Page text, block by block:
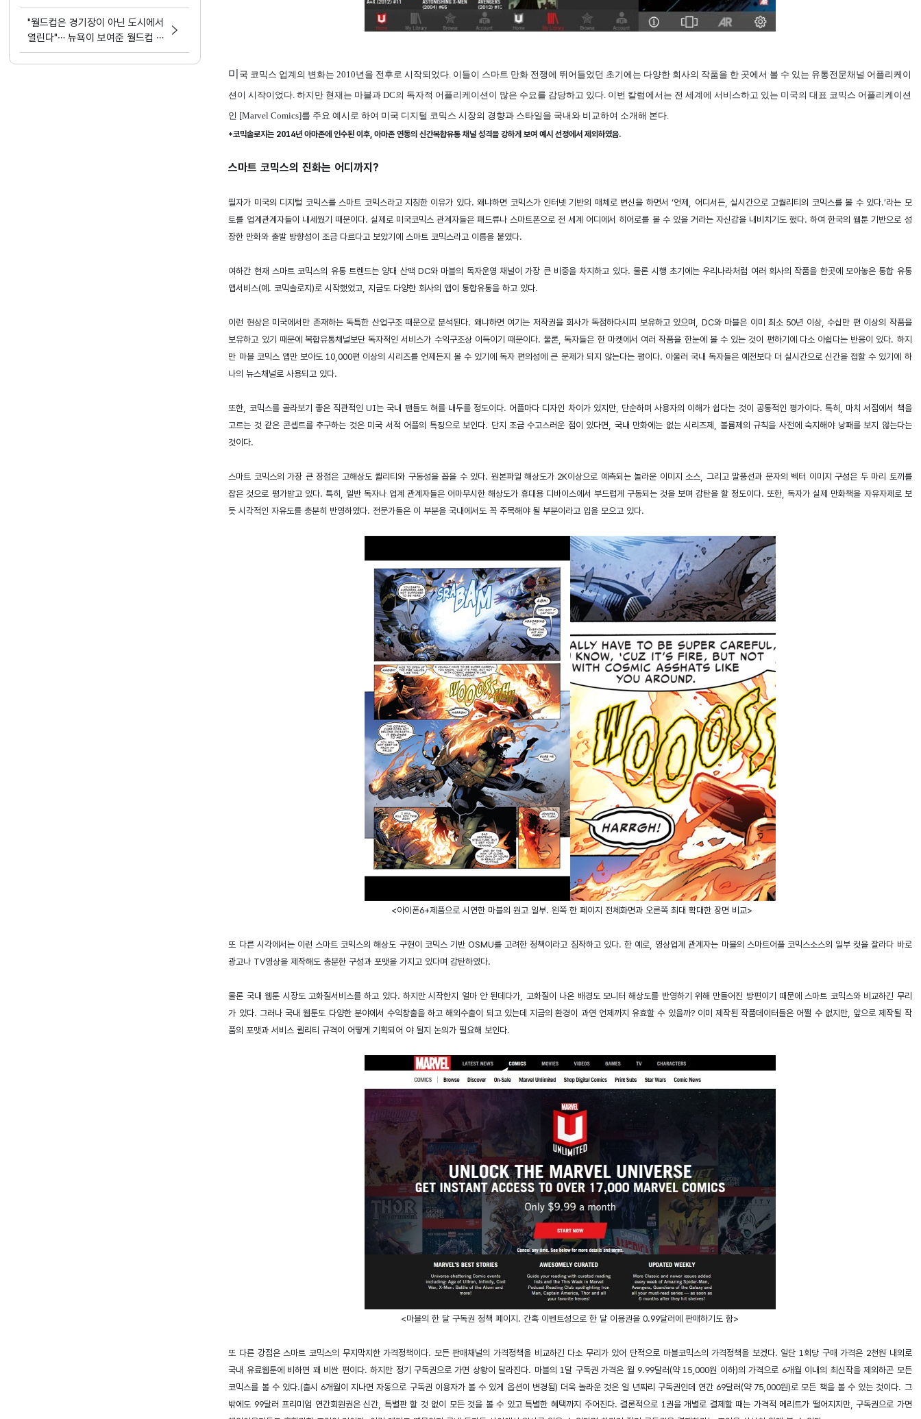
티 디바이스 혁명
"월드컵은 경기장이 아닌 도시에서
열린다"… 뉴욕이 보여준 월드컵 문
화정책
미 국 코믹스 업계의 변화는 2010년을 전후로 시작되었다. 이들이 스마트 만화 전쟁에 뛰어들었던 초기에는 다양한 회사의 작품을 한 곳에서 볼 수 있는 유통전문채널 어플리케이
션이 시작이었다. 하지만 현재는 마블과 DC의 독자적 어플리케이션이 많은 수요를 감당하고 있다. 이번 칼럼에서는 전 세계에 서비스하고 있는 미국의 대표 코믹스 어플리케이션
인 [Marvel Comics]를 주요 예시로 하여 미국 디지털 코믹스 시장의 경향과 스타일을 국내와 비교하여 소개해 본다.
*코믹솔로지는 2014년 아마존에 인수된 이후, 아마존 연동의 신간복합유통 채널 성격을 강하게 보여 예시 선정에서 제외하였음.
스마트 코믹스의 진화는 어디까지?
필자가 미국의 디지털 코믹스를 스마트 코믹스라고 지칭한 이유가 있다. 왜냐하면 코믹스가 인터넷 기반의 매체로 변신을 하면서 ‘언제, 어디서든, 실시간으로 고퀄리티의 코믹스를 볼 수 있다.’라는 모
토를 업계관계자들이 내세웠기 때문이다. 실제로 미국코믹스 관계자들은 패드류나 스마트폰으로 전 세계 어디에서 히어로를 볼 수 있을 거라는 자신감을 내비치기도 했다. 하여 한국의 웹툰 기반으로 성
장한 만화와 출발 방향성이 조금 다르다고 보았기에 스마트 코믹스라고 이름을 붙였다.
여하간 현재 스마트 코믹스의 유통 트렌드는 양대 산맥 DC와 마블의 독자운영 채널이 가장 큰 비중을 차지하고 있다. 물론 시행 초기에는 우리나라처럼 여러 회사의 작품을 한곳에 모아놓은 통합 유통
앱서비스(예. 코믹솔로지)로 시작했었고, 지금도 다양한 회사의 앱이 통합유통을 하고 있다.
이런 현상은 미국에서만 존재하는 독특한 산업구조 때문으로 분석된다. 왜냐하면 여기는 저작권을 회사가 독점하다시피 보유하고 있으며, DC와 마블은 이미 최소 50년 이상, 수십만 편 이상의 작품을
보유하고 있기 때문에 복합유통채널보단 독자적인 서비스가 수익구조상 이득이기 때문이다. 물론, 독자들은 한 마켓에서 여러 작품을 한눈에 볼 수 있는 것이 편하기에 다소 아쉽다는 반응이 있다. 하지
만 마블 코믹스 앱만 보아도 10,000편 이상의 시리즈를 언제든지 볼 수 있기에 독자 편의성에 큰 문제가 되지 않는다는 평이다. 아울러 국내 독자들은 예전보다 더 실시간으로 신간을 접할 수 있기에 하
나의 뉴스채널로 사용되고 있다.
또한, 코믹스를 골라보기 좋은 직관적인 UI는 국내 팬들도 혀를 내두를 정도이다. 어플마다 디자인 차이가 있지만, 단순하며 사용자의 이해가 쉽다는 것이 공통적인 평가이다. 특히, 마치 서점에서 책을
고르는 것 같은 콘셉트를 추구하는 것은 미국 서적 어플의 특징으로 보인다. 단지 조금 수고스러운 점이 있다면, 국내 만화에는 없는 시리즈제, 볼륨제의 규칙을 사전에 숙지해야 낭패를 보지 않는다는
것이다.
스마트 코믹스의 가장 큰 장점은 고해상도 퀼리티와 구동성을 꼽을 수 있다. 원본파일 해상도가 2K이상으로 예측되는 놀라운 이미지 소스, 그리고 말풍선과 문자의 벡터 이미지 구성은 두 마리 토끼를
잡은 것으로 평가받고 있다. 특히, 일반 독자나 업계 관계자들은 어마무시한 해상도가 휴대용 디바이스에서 부드럽게 구동되는 것을 보며 감탄을 할 정도이다. 또한, 독자가 실제 만화책을 자유자제로 보
듯 시각적인 자유도를 충분히 반영하였다. 전문가들은 이 부분을 국내에서도 꼭 주목해야 될 부분이라고 입을 모으고 있다.
<아이폰6+제품으로 시연한 마블의 원고 일부. 왼쪽 한 페이지 전체화면과 오른쪽 최대 확대한 장면 비교>
또 다른 시각에서는 이런 스마트 코믹스의 해상도 구현이 코믹스 기반 OSMU를 고려한 정책이라고 짐작하고 있다. 한 예로, 영상업계 관계자는 마블의 스마트어플 코믹스소스의 일부 컷을 잘라다 바로
광고나 TV영상을 제작해도 충분한 구성과 포맷을 가지고 있다며 감탄하였다.
물론 국내 웹툰 시장도 고화질서비스를 하고 있다. 하지만 시작한지 얼마 안 된데다가, 고화질이 나온 배경도 모니터 해상도를 반영하기 위해 만들어진 방편이기 때문에 스마트 코믹스와 비교하긴 무리
가 있다. 그러나 국내 웹툰도 다양한 분야에서 수익창출을 하고 해외수출이 되고 있는데 지금의 환경이 과연 언제까지 유효할 수 있을까? 이미 제작된 작품데이터들은 어쩔 수 없지만, 앞으로 제작될 작
품의 포맷과 서비스 퀼리티 규격이 어떻게 기획되어 야 될지 논의가 필요해 보인다.
<마블의 한 달 구독권 정책 페이지. 간혹 이벤트성으로 한 달 이용권을 0.99달러에 판매하기도 함>
또 다른 강점은 스마트 코믹스의 무지막지한 가격정책이다. 모든 판매채널의 가격정책을 비교하긴 다소 무리가 있어 단적으로 마블코믹스의 가격정책을 보겠다. 일단 1회당 구매 가격은 2천원 내외로
국내 유료웹툰에 비하면 꽤 비싼 편이다. 하지만 정기 구독권으로 가면 상황이 달라진다. 마블의 1달 구독권 가격은 월 9.99달러(약 15,000원 이하)의 가격으로 6개월 이내의 최신작을 제외하곤 모든
코믹스를 볼 수 있다.(출시 6개월이 지나면 자동으로 구독권 이용자가 볼 수 있게 옵션이 변경됨) 더욱 놀라운 것은 일 년짜리 구독권인데 연간 69달러(약 75,000원)로 모든 책을 볼 수 있는 것이다. 그
밖에도 99달러 프리미엄 연간회원권은 신간, 특별판 할 것 없이 모든 것을 볼 수 있고 특별한 혜택까지 주어진다. 결론적으로 1권을 개별로 결제할 때는 가격적 메리트가 떨어지지만, 구독권으로 가면